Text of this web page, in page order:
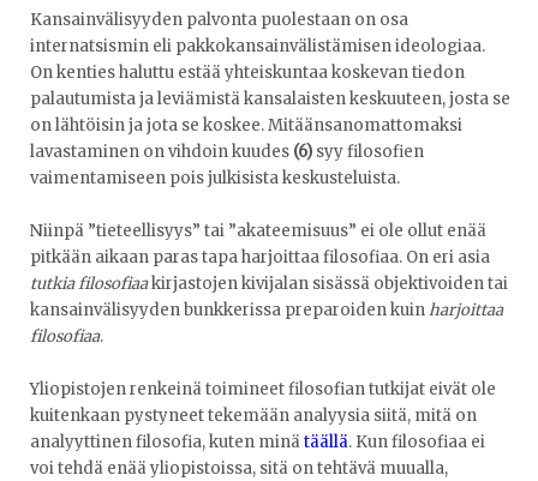
Kansainvälisyyden palvonta puolestaan on osa
internatsismin eli pakkokansainvälistämisen ideologiaa.
On kenties haluttu estää yhteiskuntaa koskevan tiedon
palautumista ja leviämistä kansalaisten keskuuteen, josta se
on lähtöisin ja jota se koskee. Mitäänsanomattomaksi
lavastaminen on vihdoin kuudes (6) syy filosofien
vaimentamiseen pois julkisista keskusteluista.
Niinpä ”tieteellisyys” tai ”akateemisuus” ei ole ollut enää
pitkään aikaan paras tapa harjoittaa filosofiaa. On eri asia
tutkia filosofiaakirjastojen kivijalan sisässä objektivoiden tai
kansainvälisyyden bunkkerissa preparoiden kuinharjoittaa
filosofiaa.
Yliopistojen renkeinä toimineet filosofian tutkijat eivät ole
kuitenkaan pystyneet tekemään analyysia siitä, mitä on
analyyttinen filosofia, kuten minätäällä. Kun filosofiaa ei
voi tehdä enää yliopistoissa, sitä on tehtävä muualla,